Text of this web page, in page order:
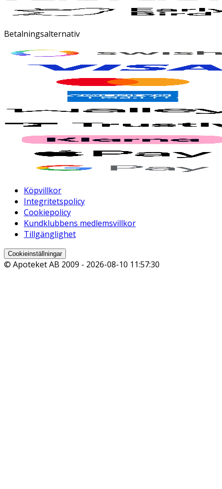
Betalningsalternativ
Köpvillkor
Integritetspolicy
Cookiepolicy
Kundklubbens medlemsvillkor
Tillgänglighet
Cookieinställningar
© Apoteket AB 2009 - 2026-08-10 11:57:30